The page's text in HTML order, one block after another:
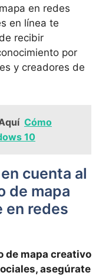
en redes
en línea te
recibir
por
y creadores de
Cómo
10
cuenta al
de mapa
en redes
de mapa creativo
asegúrate